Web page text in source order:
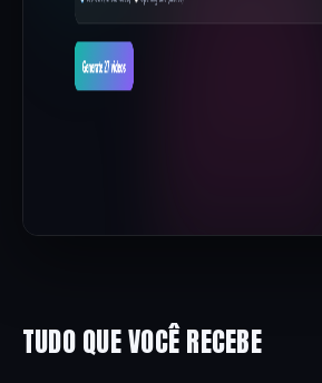
TUDO QUE VOCÊ RECEBE